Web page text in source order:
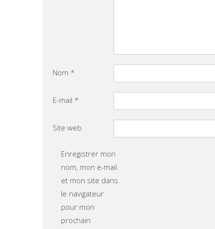
Nom *
E-mail *
Site web
Enregistrer mon
nom, mon e-mail
et mon site dans
le navigateur
pour mon
prochain